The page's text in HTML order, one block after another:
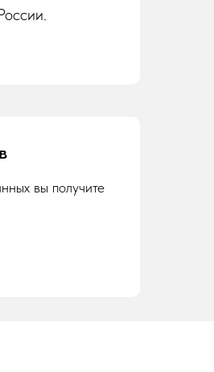
вы получите